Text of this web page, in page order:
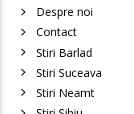
Despre noi
Contact
Stiri Barlad
Stiri Suceava
Stiri Neamt